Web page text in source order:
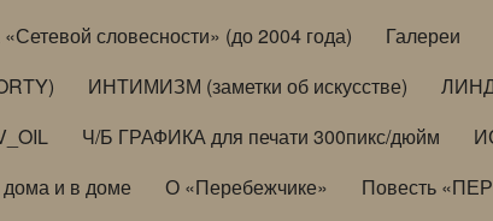
словесности» (до 2004 года) Галереи
ИНТИМИЗМ (заметки об искусстве)
Ч/Б ГРАФИКА для печати 300пикс/дюйм
и в доме О «Перебежчике»
Повесть